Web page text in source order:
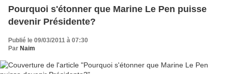
Pourquoi s'étonner que Marine Le Pen puisse
devenir Présidente?
Publié le 09/03/2011 à 07:30
Par Naim